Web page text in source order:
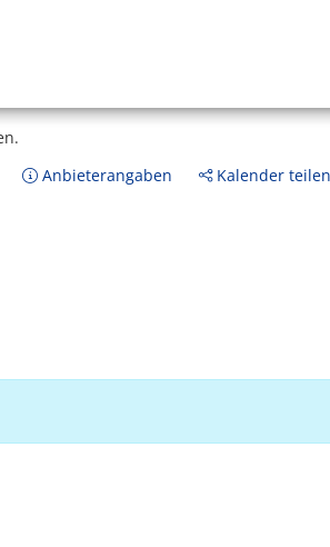
Anbieterangaben Kalender teilen